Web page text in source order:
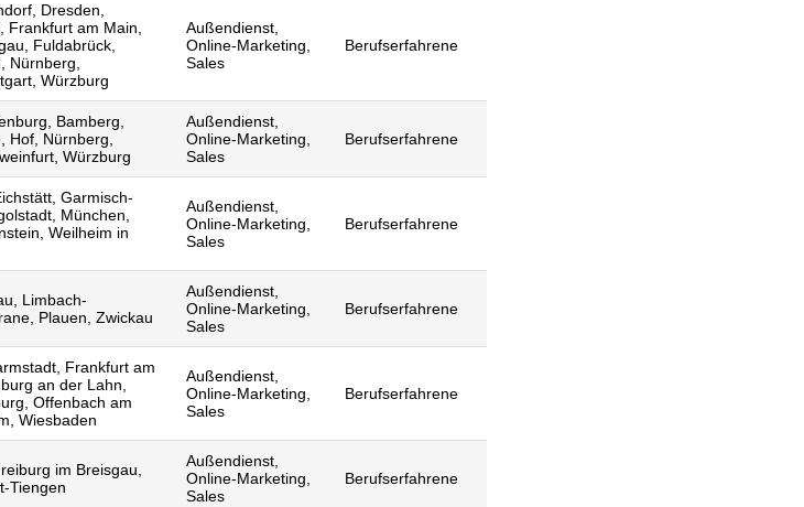
Dresden,
Frankfurt am Main,
Fuldabrück,
Nürnberg,
Würzburg
Außendienst,
Online-Marketing,
Sales
Berufserfahrene
Bamberg,
Hof, Nürnberg,
Würzburg
Außendienst,
Online-Marketing,
Sales
Berufserfahrene
Garmisch-
München,
Weilheim in
Außendienst,
Online-Marketing,
Sales
Berufserfahrene
Limbach-
Plauen, Zwickau
Außendienst,
Online-Marketing,
Sales
Berufserfahrene
Frankfurt am
an der Lahn,
Offenbach am
Wiesbaden
Außendienst,
Online-Marketing,
Sales
Berufserfahrene
im Breisgau,
Tiengen
Außendienst,
Online-Marketing,
Sales
Berufserfahrene